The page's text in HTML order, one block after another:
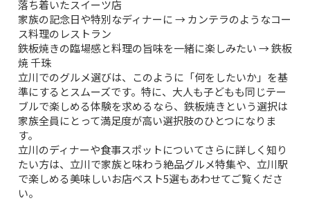
TOP
CONCEPT
落ち着いたスイーツ店
家族の記念日や特別なディナーに → カンテラのようなコー
ス料理のレストラン
鉄板焼きの臨場感と料理の旨味を一緒に楽しみたい → 鉄板
焼 千珠
立川でのグルメ選びは、このように「何をしたいか」を基
準にするとスムーズです。特に、大人も子どもも同じテー
ブルで楽しめる体験を求めるなら、鉄板焼きという選択は
家族全員にとって満足度が高い選択肢のひとつになりま
す。
立川のディナーや食事スポットについてさらに詳しく知り
たい方は、 立川で家族と味わう絶品グルメ特集や、 立川駅
で楽しめる美味しいお店ベスト5選もあわせてご覧くださ
い。